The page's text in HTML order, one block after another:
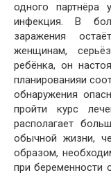
одного
инфекция. В
заражения
женщинам,
ребёнка, он
планированияи
обнаружения
пройти курс
располагает
обычной жизни,
образом,
при беременности